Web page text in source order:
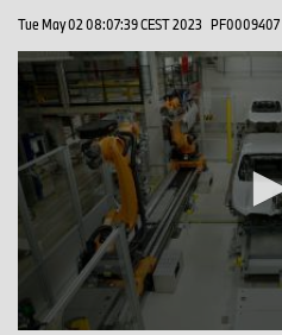
Tue May 02 08:07:39 CEST 2023 PF0009407